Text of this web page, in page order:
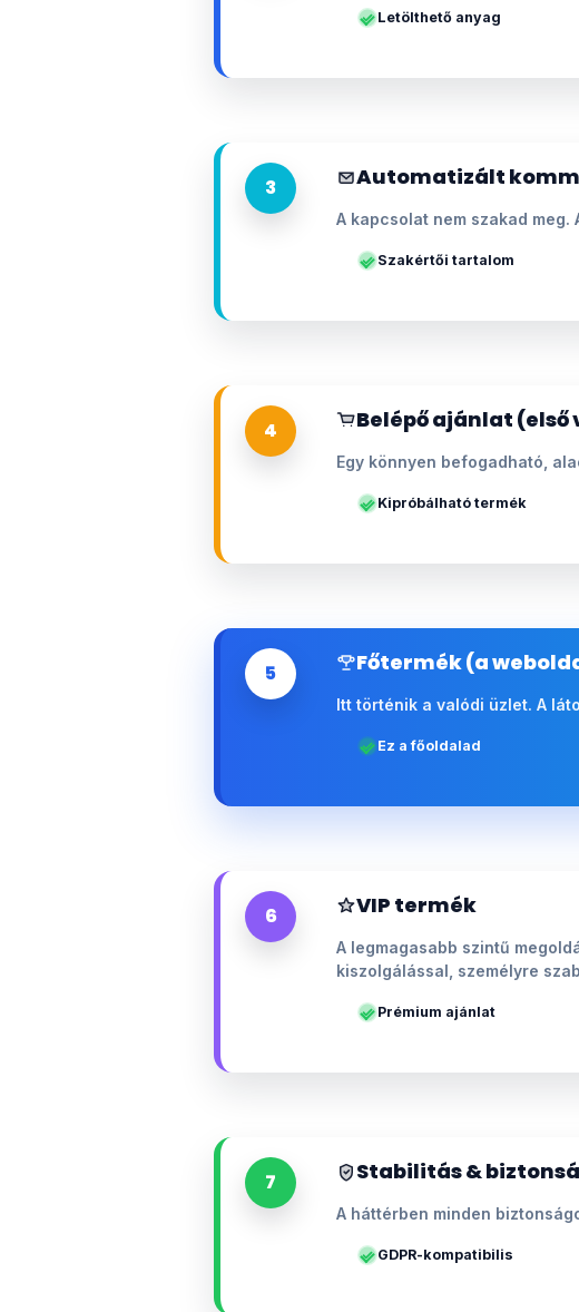
Letölthető anyag
3 Automatizált
A kapcsolat nem szakad
Szakértői tartalom
4 Belépő ajánlat
Egy könnyen befogadható,
Kipróbálható termék
5 Főtermék (a
Itt történik a valódi üzlet. A
Ez a főoldalad
6 VIP termék
A legmagasabb szintű
kiszolgálással, személyre
Prémium ajánlat
7 Stabilitás &
A háttérben minden
GDPR-kompatibilis